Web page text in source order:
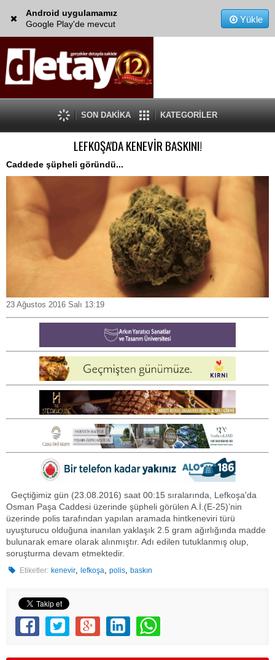
Android uygulamamız
Google Play'de mevcut
Yükle
SON DAKİKA KATEGORİLER
LEFKOŞA'DA KENEVİR BASKINI!
Caddede şüpheli göründü...
23 Ağustos 2016 Salı 13:19
Geçtiğimiz gün (23.08.2016) saat 00:15 sıralarında, Lefkoşa'da
Osman Paşa Caddesi üzerinde şüpheli görülen A.İ.(E-25)’nin
üzerinde polis tarafından yapılan aramada hintkeneviri türü
uyuşturucu olduğuna inanılan yaklaşık 2.5 gram ağırlığında madde
bulunarak emare olarak alınmıştır. Adı edilen tutuklanmış olup,
soruşturma devam etmektedir.
Etiketler: kenevir ,lefkoşa ,polis ,baskın